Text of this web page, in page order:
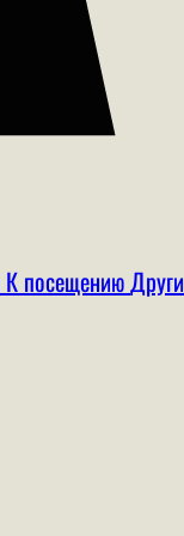
К посещению